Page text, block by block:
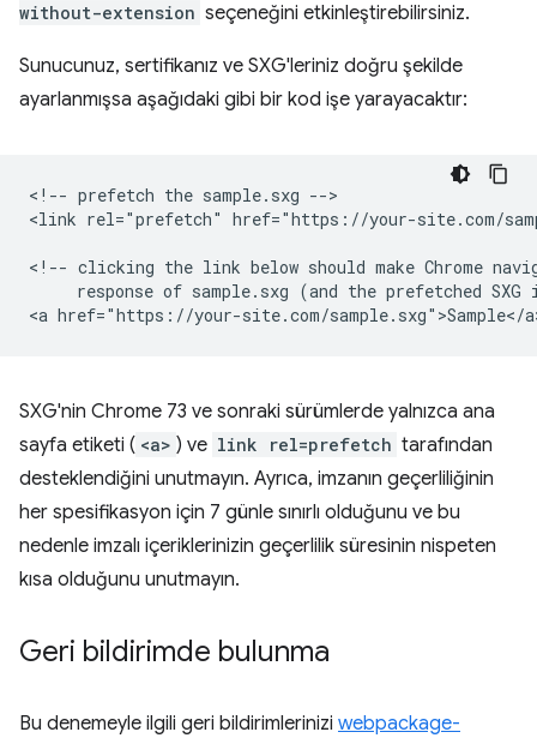
without-extension seçeneğini etkinleştirebilirsiniz.
Sunucunuz, sertifikanız ve SXG'leriniz doğru şekilde
ayarlanmışsa aşağıdaki gibi bir kod işe yarayacaktır:
<!-- prefetch the sample.sxg -->
<link rel="prefetch" href="https://your-site.com/
<!-- clicking the link below should make Chrome
response of sample.sxg (and the prefetched SXG
SXG'nin Chrome 73 ve sonraki sürümlerde yalnızca ana
sayfa etiketi ( <a> ) ve link rel=prefetch tarafından
desteklendiğini unutmayın. Ayrıca, imzanın geçerliliğinin
her spesifikasyon için 7 günle sınırlı olduğunu ve bu
nedenle imzalı içeriklerinizin geçerlilik süresinin nispeten
kısa olduğunu unutmayın.
Geri bildirimde bulunma
Bu denemeyle ilgili geri bildirimlerinizi webpackage-